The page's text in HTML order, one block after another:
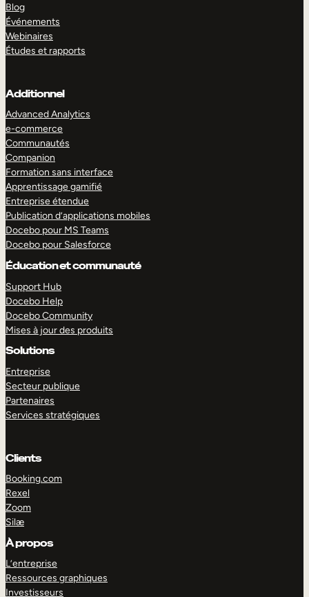
Blog
Événements
Webinaires
Études et rapports
Additionnel
Advanced Analytics
e-commerce
Communautés
Companion
Formation sans interface
Apprentissage gamifié
Entreprise étendue
Publication d’applications mobiles
Docebo pour MS Teams
Docebo pour Salesforce
Éducation et communauté
Support Hub
Docebo Help
Docebo Community
Mises à jour des produits
Solutions
Entreprise
Secteur publique
Partenaires
Services stratégiques
Clients
Booking.com
Rexel
Zoom
Silæ
À propos
L’entreprise
Ressources graphiques
Investisseurs